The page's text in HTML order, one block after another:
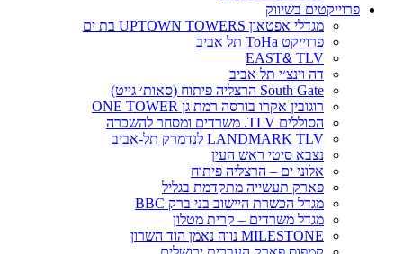
פרוייקטים בשיווק
מגדלי אפטאון UPTOWN TOWERS בת ים
פרוייקט ToHa תל אביב
EAST& TLV
דה וינצ׳י תל אביב
South Gate הרצליה פיתוח (סאות׳ גייט)
רוגובין אקרו בורסה רמת גן ONE TOWER
הסוללים TLV. משרדים ומסחר להשכרה
LANDMARK TLV לנדמרק תל-אביב
נצבא סיטי ראש העין
אלוני ים – הרצליה פיתוח
פארק תעשייה מתקדמת בגליל
מגדל הכשרת היישוב בני ברק BBC
מגדל משרדים – קרית מטלון
MILESTONE נווה נאמן הוד השרון